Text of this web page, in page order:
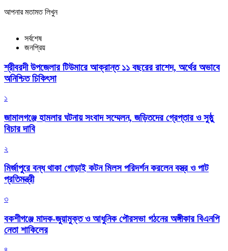
আপনার মতামত লিখুন
সর্বশেষ
জনপ্রিয়
শ্রীবরদী উপজেলার টিউমারে আক্রান্ত ১১ বছরের রাশেদ, অর্থের অভাবে
অনিশ্চিত চিকিৎসা
১
জামালগঞ্জে হামলার ঘটনায় সংবাদ সম্মেলন, জড়িতদের গ্রেপ্তার ও সুষ্ঠু
বিচার দাবি
২
মির্জাপুরে বন্ধ থাকা গোড়াই কটন মিলস পরিদর্শন করলেন বস্ত্র ও পাট
প্রতিমন্ত্রী
৩
বকশীগঞ্জে মাদক-জুয়ামুক্ত ও আধুনিক পৌরসভা গঠনের অঙ্গীকার বিএনপি
নেতা শাকিলের